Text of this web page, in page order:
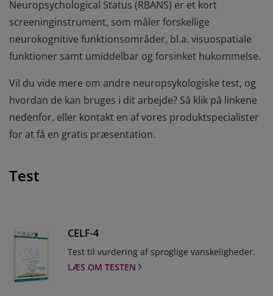
Neuropsychological Status (RBANS) er et kort
screeninginstrument, som måler forskellige
neurokognitive funktionsområder, bl.a. visuospatiale
funktioner samt umiddelbar og forsinket hukommelse.
Vil du vide mere om andre neuropsykologiske test, og
hvordan de kan bruges i dit arbejde? Så klik på linkene
nedenfor, eller kontakt en af vores produktspecialister
for at få en gratis præsentation.
Test
CELF-4
Test til vurdering af sproglige vanskeligheder.
LÆS OM TESTEN